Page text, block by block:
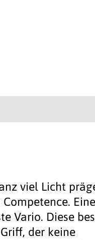
viel Licht
Eine
Vario. Diese
der keine